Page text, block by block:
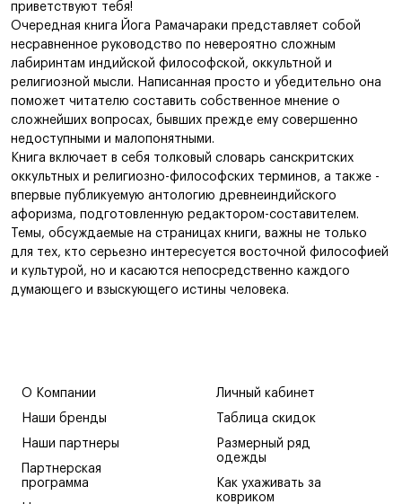
приветствуют тебя!
Очередная книга Йога Рамачараки представляет собой
несравненное руководство по невероятно сложным
лабиринтам индийской философской, оккультной и
религиозной мысли. Написанная просто и убедительно она
поможет читателю составить собственное мнение о
сложнейших вопросах, бывших прежде ему совершенно
недоступными и малопонятными.
Книга включает в себя толковый словарь санскритских
оккультных и религиозно-философских терминов, а также -
впервые публикуемую антологию древнеиндийского
афоризма, подготовленную редактором-составителем.
Темы, обсуждаемые на страницах книги, важны не только
для тех, кто серьезно интересуется восточной философией
и культурой, но и касаются непосредственно каждого
думающего и взыскующего истины человека.
О Компании
Наши бренды
Наши партнеры
Партнерская
программа
Личный кабинет
Таблица скидок
Размерный ряд
одежды
Как ухаживать за
ковриком